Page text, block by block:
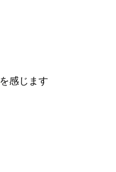
を感じます